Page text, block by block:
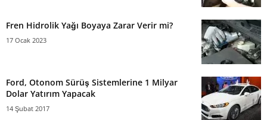
Fren Hidrolik Yağı Boyaya Zarar Verir mi?
17 Ocak 2023
Ford, Otonom Sürüş Sistemlerine 1 Milyar
Dolar Yatırım Yapacak
14 Şubat 2017